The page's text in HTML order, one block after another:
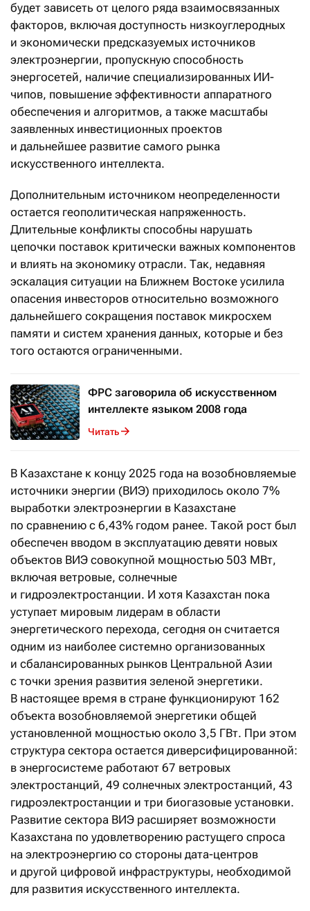
будет зависеть от целого ряда взаимосвязанных
факторов, включая доступность низкоуглеродных
и экономически предсказуемых источников
электроэнергии, пропускную способность
энергосетей, наличие специализированных ИИ-
чипов, повышение эффективности аппаратного
обеспечения и алгоритмов, а также масштабы
заявленных инвестиционных проектов
и дальнейшее развитие самого рынка
искусственного интеллекта.
Дополнительным источником неопределенности
остается геополитическая напряженность.
Длительные конфликты способны нарушать
цепочки поставок критически важных компонентов
и влиять на экономику отрасли. Так, недавняя
эскалация ситуации на Ближнем Востоке усилила
опасения инвесторов относительно возможного
дальнейшего сокращения поставок микросхем
памяти и систем хранения данных, которые и без
того остаются ограниченными.
ФРС заговорила об искусственном
интеллекте языком 2008 года
Читать
В Казахстане к концу 2025 года на возобновляемые
источники энергии (ВИЭ) приходилось около 7%
выработки электроэнергии в Казахстане
по сравнению с 6,43% годом ранее. Такой рост был
обеспечен вводом в эксплуатацию девяти новых
объектов ВИЭ совокупной мощностью 503 МВт,
включая ветровые, солнечные
и гидроэлектростанции. И хотя Казахстан пока
уступает мировым лидерам в области
энергетического перехода, сегодня он считается
одним из наиболее системно организованных
и сбалансированных рынков Центральной Азии
с точки зрения развития зеленой энергетики.
В настоящее время в стране функционируют 162
объекта возобновляемой энергетики общей
установленной мощностью около 3,5 ГВт. При этом
структура сектора остается диверсифицированной:
в энергосистеме работают 67 ветровых
электростанций, 49 солнечных электростанций, 43
гидроэлектростанции и три биогазовые установки.
Развитие сектора ВИЭ расширяет возможности
Казахстана по удовлетворению растущего спроса
на электроэнергию со стороны дата-центров
и другой цифровой инфраструктуры, необходимой
для развития искусственного интеллекта.